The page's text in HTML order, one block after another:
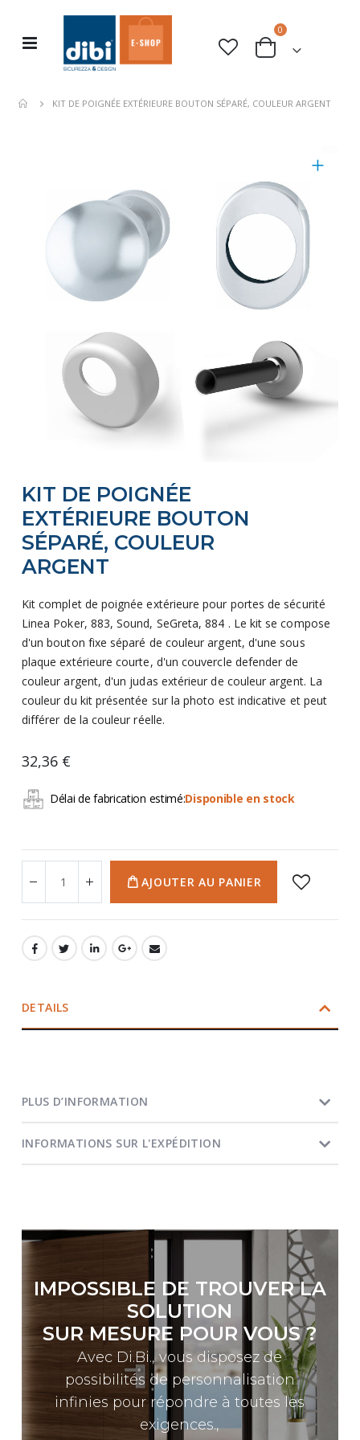
Basculer
navigation
Cart
0 articles
KIT DE POIGNÉE EXTÉRIEURE BOUTON SÉPARÉ, COULEUR ARGENT
images
to
the
beginning
of
the
KIT DE POIGNÉE
EXTÉRIEURE BOUTON
SÉPARÉ, COULEUR
ARGENT
Kit complet de poignée extérieure pour portes de sécurité
Linea Poker, 883, Sound, SeGreta, 884 . Le kit se compose
d'un bouton fixe séparé de couleur argent, d'une sous
plaque extérieure courte, d'un couvercle defender de
couleur argent, d'un judas extérieur de couleur argent. La
couleur du kit présentée sur la photo est indicative et peut
différer de la couleur réelle.
32,36 €
Délai de fabrication estimé:Disponible en stock
AJOUTER AU PANIER
DETAILS
PLUS D’INFORMATION
INFORMATIONS SUR L'EXPÉDITION
IMPOSSIBLE DE TROUVER LA
SOLUTION
SUR MESURE POUR VOUS ?
Avec Di.Bi., vous disposez de
possibilités de personnalisation
infinies pour répondre à toutes les
exigences.,